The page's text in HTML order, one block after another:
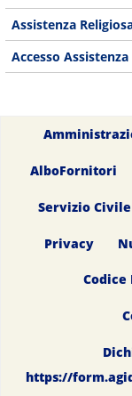
Assistenza
Accesso
AlboFornitori
Servizio Civile
Privacy
Codice
https://